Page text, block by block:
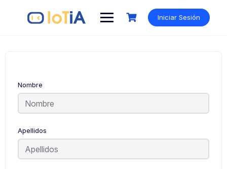
Iniciar Sesión
Nombre
Apellidos